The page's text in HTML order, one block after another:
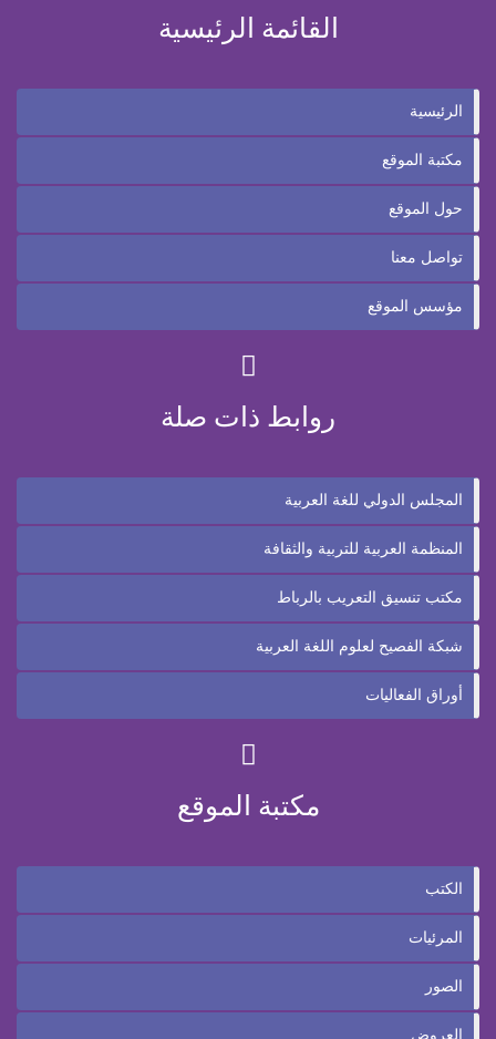
القائمة الرئيسية
الرئيسية
مكتبة الموقع
حول الموقع
تواصل معنا
مؤسس الموقع
روابط ذات صلة
المجلس الدولي للغة العربية
المنظمة العربية للتربية والثقافة
مكتب تنسيق التعريب بالرباط
شبكة الفصيح لعلوم اللغة العربية
أوراق الفعاليات
مكتبة الموقع
الكتب
المرئيات
الصور
العروض